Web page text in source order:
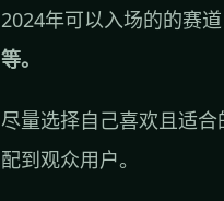
2024年可以入场的的赛道
等。
尽量选择自己喜欢且适
配到观众用户。